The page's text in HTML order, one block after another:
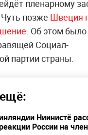
пленарному
позже Швеция
. Об этом
Cоциал-
партии страны.
Ниинистё
России на